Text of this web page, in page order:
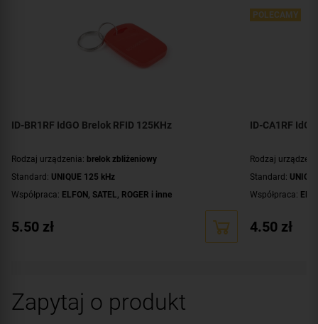
ID-BR1RF IdGO Brelok RFID 125KHz
Rodzaj urządzenia: brelok zbliżeniowy
Standard: UNIQUE 125 kHz
Współpraca: ELFON, SATEL, ROGER i inne
5.50 zł
ID-CA1RF
POLECAMY
Rodzaj
Standard:
Współpraca:
4.50 zł
Zapytaj o produkt